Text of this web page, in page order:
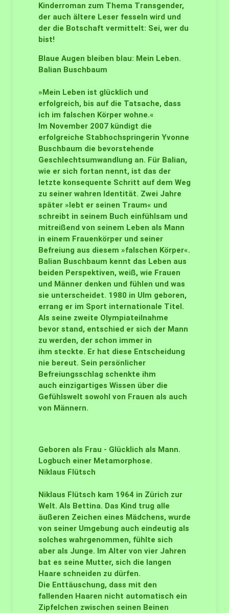
Kinderroman zum Thema Transgender,
der auch ältere Leser fesseln wird und
der die Botschaft vermittelt: Sei, wer du
bist!
Blaue Augen bleiben blau: Mein Leben.
Balian Buschbaum
»Mein Leben ist glücklich und
erfolgreich, bis auf die Tatsache, dass
ich im falschen Körper wohne.«
Im November 2007 kündigt die
erfolgreiche Stabhochspringerin Yvonne
Buschbaum die bevorstehende
Geschlechtsumwandlung an. Für Balian,
wie er sich fortan nennt, ist das der
letzte konsequente Schritt auf dem Weg
zu seiner wahren Identität. Zwei Jahre
später »lebt er seinen Traum« und
schreibt in seinem Buch einfühlsam und
mitreißend von seinem Leben als Mann
in einem Frauenkörper und seiner
Befreiung aus diesem »falschen Körper«.
Balian Buschbaum kennt das Leben aus
beiden Perspektiven, weiß, wie Frauen
und Männer denken und fühlen und was
sie unterscheidet. 1980 in Ulm geboren,
errang er im Sport internationale Titel.
Als seine zweite Olympiateilnahme
bevor stand, entschied er sich der Mann
zu werden, der schon immer in
ihm steckte. Er hat diese Entscheidung
nie bereut. Sein persönlicher
Befreiungsschlag schenkte ihm
auch einzigartiges Wissen über die
Gefühlswelt sowohl von Frauen als auch
von Männern.
Geboren als Frau - Glücklich als Mann.
Logbuch einer Metamorphose.
Niklaus Flütsch
Niklaus Flütsch kam 1964 in Zürich zur
Welt. Als Bettina. Das Kind trug alle
äußeren Zeichen eines Mädchens, wurde
von seiner Umgebung auch eindeutig als
solches wahrgenommen, fühlte sich
aber als Junge. Im Alter von vier Jahren
bat es seine Mutter, sich die langen
Haare schneiden zu dürfen.
Die Enttäuschung, dass mit den
fallenden Haaren nicht automatisch ein
Zipfelchen zwischen seinen Beinen